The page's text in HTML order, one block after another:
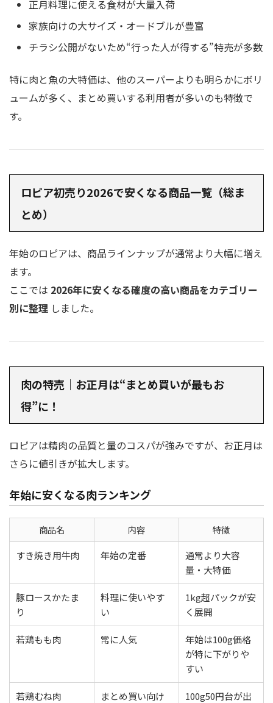
正月料理に使える食材が大量入荷
家族向けの大サイズ・オードブルが豊富
チラシ公開がないため“行った人が得する”特売が多数
特に肉と魚の大特価は、他のスーパーよりも明らかにボリ
ュームが多く、まとめ買いする利用者が多いのも特徴で
す。
ロピア初売り2026で安くなる商品一覧（総ま
とめ）
年始のロピアは、商品ラインナップが通常より大幅に増え
ます。
ここでは 2026年に安くなる確度の高い商品をカテゴリー
別に整理 しました。
肉の特売｜お正月は“まとめ買いが最もお
得”に！
ロピアは精肉の品質と量のコスパが強みですが、お正月は
さらに値引きが拡大します。
年始に安くなる肉ランキング
商品名 内容
特徴
すき焼き用牛肉
年始の定番
通常より大容
量・大特価
豚ロースかたま
り
料理に使いやす
い
1kg超パックが安
く展開
若鶏もも肉 常に人気
年始は100g価格
が特に下がりや
すい
若鶏むね肉 まとめ買い向け
100g50円台が出